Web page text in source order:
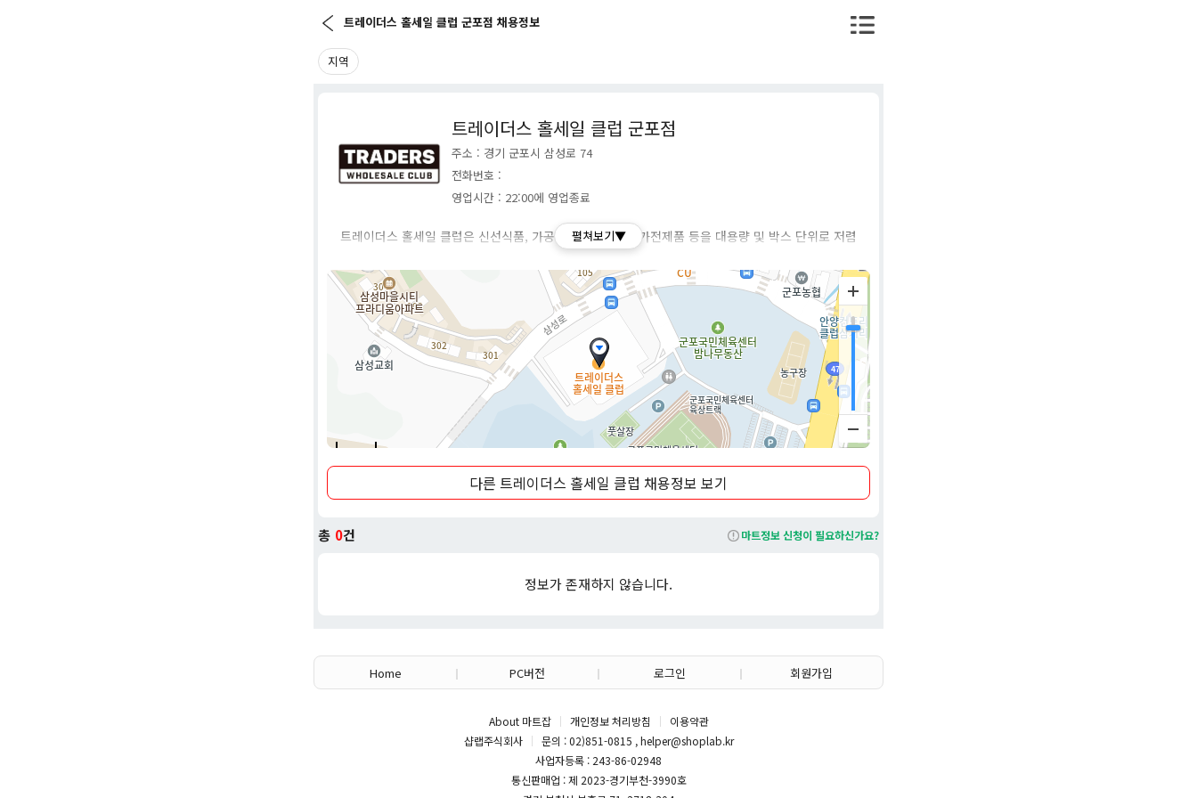
트레이더스 홀세일 클럽 군포점 채용정보
지역
트레이더스 홀세일 클럽 군포점
주소 : 경기 군포시 삼성로 74
전화번호 :
영업시간 : 22:00에 영업종료
트레이더스 홀세일 클럽은 신선식품, 가공식품, 생활용품, 가전제품 등을 대용량 및 박스 단위로 저렴
하게 판매하는 회원제 창고형 할인 마트입니다.
대형 마트 이마트에서 운영했던 트레이더스 홀세일 클럽이 2024년 1월부로 이마트에서 분사하여 신
세계 그룹의 독자적인 법인(주식회사 트레이더스 홀세일 클럽)으로 새롭게 출범했습니다.
주요 특징으로는 연회비를 지불하고 회원으로 가입해야만 상품을 구매할 수 있는 '유료 멤버십' 제도
를 도입하고 있다는 점입니다. 특히 2024년 4월부터는 신규 유료 멤버십인 '트레이더스 클럽(TRAD
ERS CLUB)'을 정식으로 선보여 멤버십 회원에게는 상품 할인, 적립, 환불 등의 추가 혜택을 제공하
며, 비회원도 일반 상품 구매는 가능하나 멤버십 전용 할인 혜택은 받을 수 없습니다.
트레이더스는 주로 교외 지역이나 넓은 부지에 단독 점포 형태로 운영되며, 코스트코와 유사하게 물
류 효율성을 극대화한 창고형 매장 구조를 가지고 있습니다. 또한 자체 브랜드(PB) 상품인 '티 스탠
다드(T-STANDARD)'를 개발하여 가성비 높은 상품들을 주력으로 판매하고 있습니다. 일반 대형 마
펼쳐보기▼
다른 트레이더스 홀세일 클럽 채용정보 보기
총 0건 마트정보 신청이 필요하신가요?
정보가 존재하지 않습니다.
Home PC버전 로그인 회원가입
About 마트잡 개인정보 처리방침
이용약관
샵랩주식회사
문의 : 02)851-0815 , helper@shoplab.kr
사업자등록 : 243-86-02948
통신판매업 : 제 2023-경기부천-3990호